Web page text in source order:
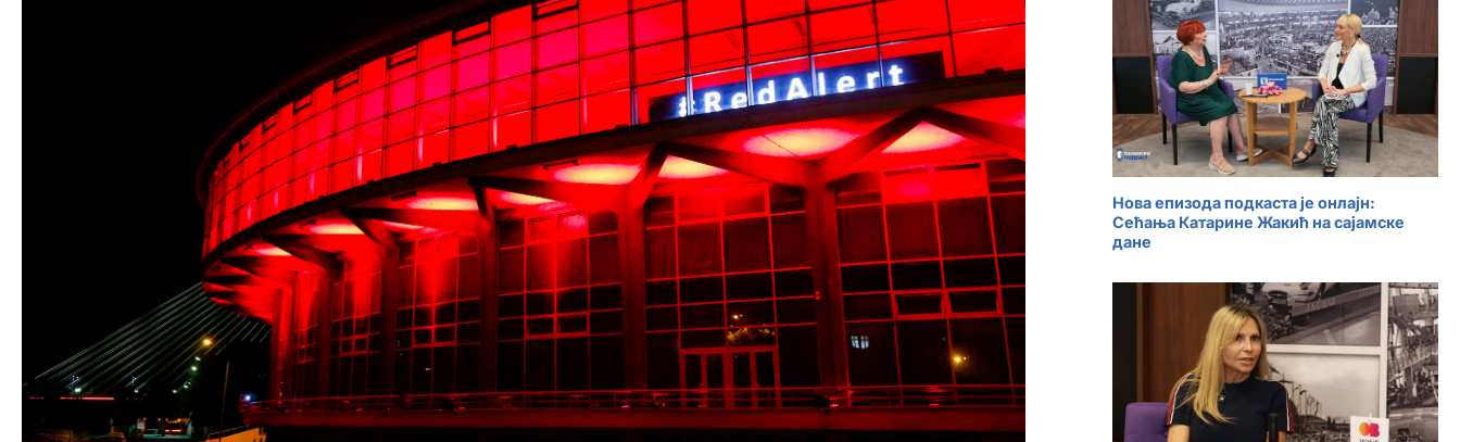
Нова епизода подкаста је онлајн:
Сећања Катарине Жакић на сајамске
дане